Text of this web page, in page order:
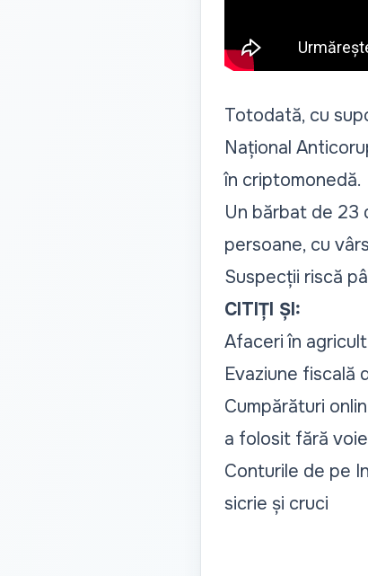
Totodată, cu
Național
în criptomonedă.
Un bărbat de 23
persoane, cu
Suspecții riscă
CITIȚI ȘI:
Afaceri în
Evaziune fiscală
Cumpărături
a folosit fără
Conturile de pe
sicrie și cruci